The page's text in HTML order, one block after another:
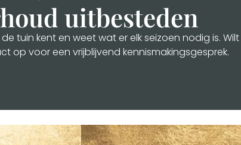
uitbesteden
tuin kent en weet wat er elk seizoen nodig is.
op voor een vrijblijvend kennismakingsgesprek.